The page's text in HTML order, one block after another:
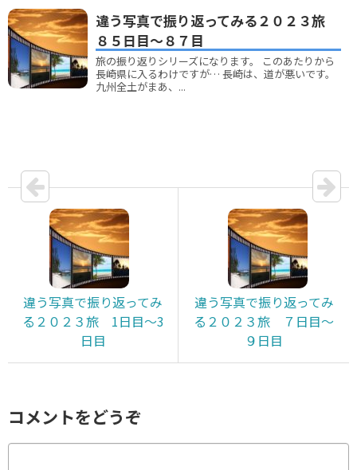
違う写真で振り返ってみる２０２３旅
８５日目～８７目
旅の振り返りシリーズになります。 このあたりから
長崎県に入るわけですが… 長崎は、道が悪いです。
九州全土がまあ、...
違う写真で振り返ってみ
る２０２３旅 1日目～3
日目
違う写真で振り返ってみ
る２０２３旅 ７日目～
９日目
コメントをどうぞ